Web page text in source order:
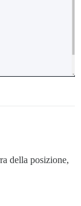
della posizione,